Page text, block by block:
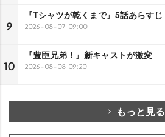
9
『Tシャツが乾くまで』5話あらすじ
2026-08-07 09:00
10
『豊臣兄弟！』新キャストが激変
2026-08-08 09:20
もっと見る